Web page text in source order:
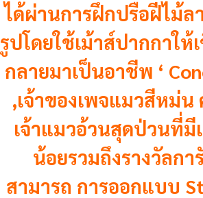
ได้ผ่านการฝึกปรือฝีไม้ล
รูปโดยใช้เม้าส์ปากกาใ
กลายมาเป็นอาชีพ ‘
,เจ้าของเพจแมวสีหม่น
เจ้าแมวอ้วนสุดป่วนที่
น้อยรวมถึงรางวัลก
สามารถ การออกแบบ